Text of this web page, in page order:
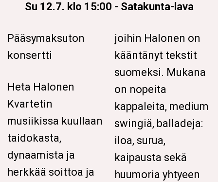
Su 12.7. klo 15:00 - Satakunta-lava
Pääsymaksuton
konsertti
Heta Halonen
Kvartetin
musiikissa kuullaan
taidokasta,
dynaamista ja
herkkää soittoa ja
joihin Halonen on
kääntänyt tekstit
suomeksi. Mukana
on nopeita
kappaleita, medium
swingiä, balladeja:
iloa, surua,
kaipausta sekä
huumoria yhtyeen